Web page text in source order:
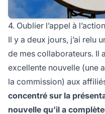
4. Oublier l’appel à l’action
Il y a deux jours, j’ai relu
de mes collaborateurs. Il
excellente nouvelle (une
la commission) aux
concentré sur la
nouvelle qu’il a